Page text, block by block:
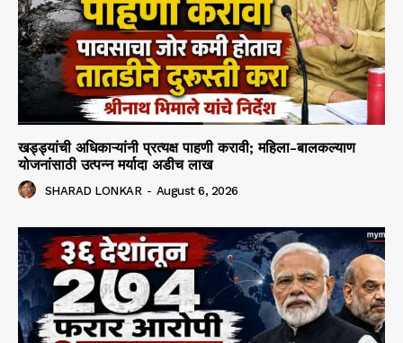
खड्ड्यांची अधिकाऱ्यांनी प्रत्यक्ष पाहणी करावी; महिला-बालकल्याण
योजनांसाठी उत्पन्न मर्यादा अडीच लाख
SHARAD LONKAR - August 6, 2026